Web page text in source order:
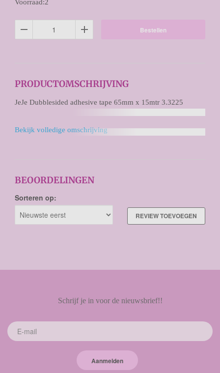
Voorraad:2
Bestellen
PRODUCTOMSCHRIJVING
JeJe Dubblesided adhesive tape 65mm x 15mtr 3.3225
Bekijk volledige omschrijving
BEOORDELINGEN
Sorteren op:
REVIEW TOEVOEGEN
Schrijf je in voor de nieuwsbrief!!
Aanmelden